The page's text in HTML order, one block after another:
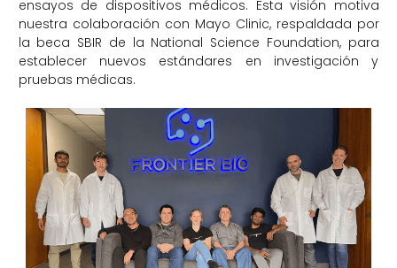
ensayos de dispositivos médicos. Esta visión motiva
nuestra colaboración con Mayo Clinic, respaldada por
la beca SBIR de la National Science Foundation, para
establecer nuevos estándares en investigación y
pruebas médicas.